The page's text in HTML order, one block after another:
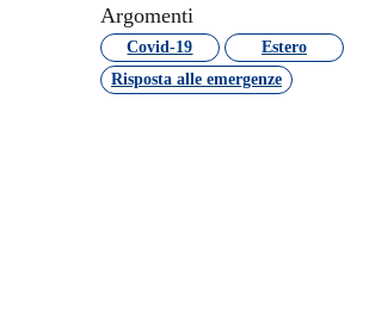
Argomenti
Covid-19
Estero
Risposta alle emergenze